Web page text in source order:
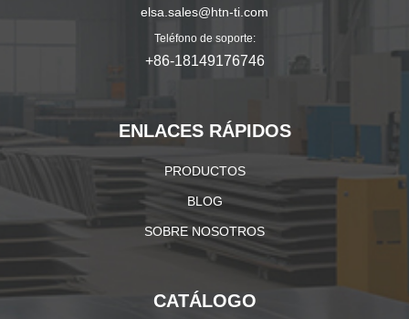
elsa.sales@htn-ti.com
Teléfono de soporte:
+86-18149176746
ENLACES RÁPIDOS
PRODUCTOS
BLOG
SOBRE NOSOTROS
CATÁLOGO